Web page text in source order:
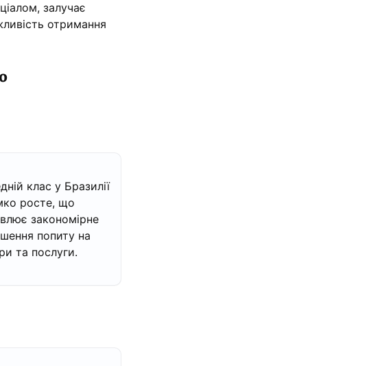
залучає
отримання
клас у Бразилії
росте, що
закономірне
попиту на
та послуги.